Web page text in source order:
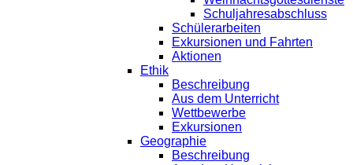
Schuljahresabschluss
Schülerarbeiten
Exkursionen und Fahrten
Aktionen
Ethik
Beschreibung
Aus dem Unterricht
Wettbewerbe
Exkursionen
Geographie
Beschreibung